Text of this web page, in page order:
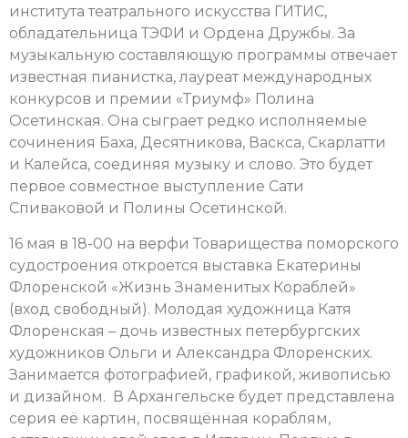
института театрального искусства ГИТИС,
обладательница ТЭФИ и Ордена Дружбы. За
музыкальную составляющую программы отвечает
известная пианистка, лауреат международных
конкурсов и премии «Триумф» Полина
Осетинская. Она сыграет редко исполняемые
сочинения Баха, Десятникова, Васкса, Скарлатти
и Калейса, соединяя музыку и слово. Это будет
первое совместное выступление Сати
Спиваковой и Полины Осетинской.
16 мая в 18-00 на верфи Товарищества поморского
судостроения откроется выставка Екатерины
Флоренской «Жизнь Знаменитых Кораблей»
(вход свободный). Молодая художница Катя
Флоренская – дочь известных петербургских
художников Ольги и Александра Флоренских.
Занимается фотографией, графикой, живописью
и дизайном. В Архангельске будет представлена
серия её картин, посвящённая кораблям,